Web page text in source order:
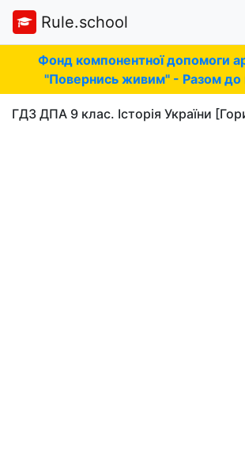
Rule.school
Фонд компонентної допомоги
"Повернись живим" - Разом до
ГДЗ ДПА 9 клас. Історія України